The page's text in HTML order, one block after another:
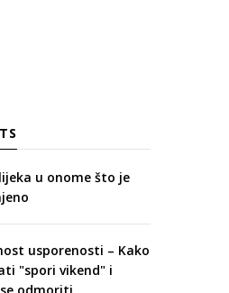
u onome što je
usporenosti – Kako
"spori vikend" i